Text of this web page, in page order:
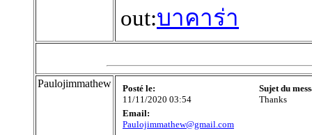
out:บาคาร่า
Paulojimmathew
Posté le:
11/11/2020 03:54
Sujet du
Thanks
Email:
Paulojimmathew@gmail.com